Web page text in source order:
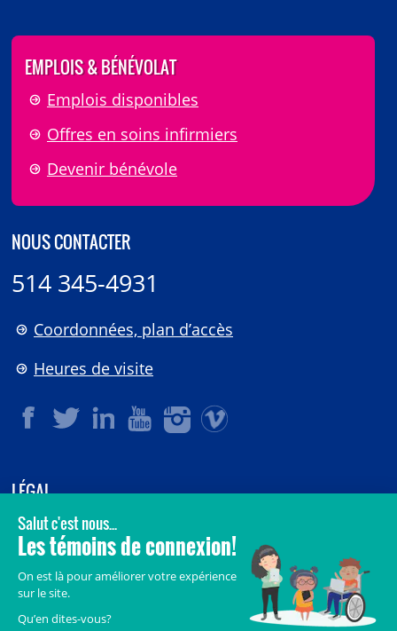
EMPLOIS & BÉNÉVOLAT
Emplois disponibles
Offres en soins infirmiers
Devenir bénévole
NOUS CONTACTER
514 345-4931
Coordonnées, plan d’accès
Heures de visite
LÉGAL
© 2006-2026CHU Sainte-Justine.
Tous droits réservés.
Crédits
Accès aux documents des organismes publics